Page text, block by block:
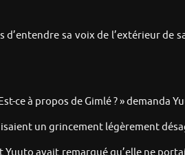
sa voix de l’extérieur de
ce à propos de Gimlé ? » demanda
un grincement légèrement
avait remarqué qu’elle ne